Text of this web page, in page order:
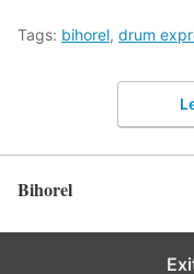
Tags: bihorel, drum
Bihorel